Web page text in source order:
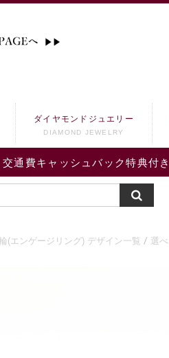
交通費キャッシュバック特典付
ダイヤモンドジュエリー
DIAMOND JEWELRY
(エンゲージリング) デザイン一覧 選